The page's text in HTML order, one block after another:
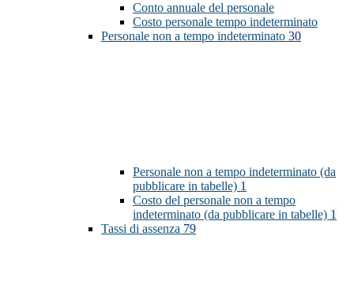
Conto annuale del personale
Costo personale tempo indeterminato
Personale non a tempo indeterminato 30
Personale non a tempo indeterminato (da
pubblicare in tabelle) 1
Costo del personale non a tempo
indeterminato (da pubblicare in tabelle) 1
Tassi di assenza 79